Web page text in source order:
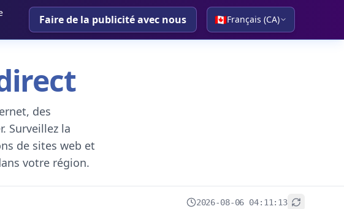
Faire de la publicité avec nous 🇨🇦Français (CA)
des
Surveillez la
de sites web et
votre région.
2026-08-06 04:11:13